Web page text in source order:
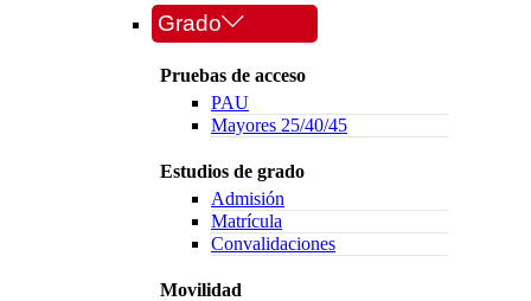
Grado
Pruebas de acceso
PAU
Mayores 25/40/45
Estudios de grado
Admisión
Matrícula
Convalidaciones
Movilidad